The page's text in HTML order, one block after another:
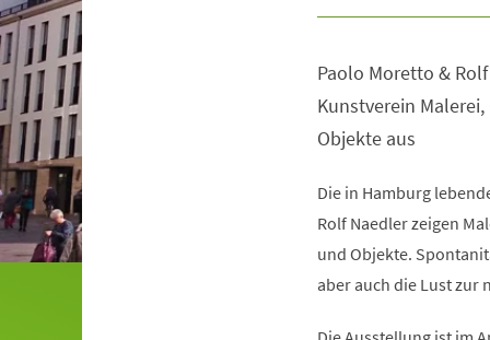
Paolo Moretto &
Kunstverein
Objekte aus
Die in Hamburg
Rolf Naedler zeigen
und Objekte.
aber auch die Lust zur